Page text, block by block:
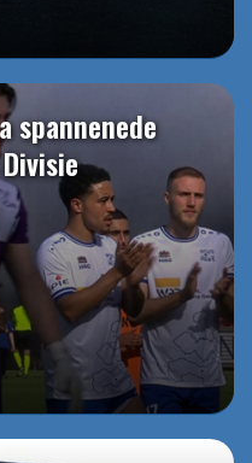
spannenede